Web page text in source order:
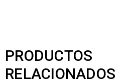
PRODUCTOS
RELACIONADOS